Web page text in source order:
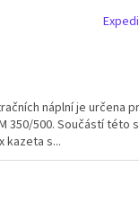
náplní je určena
350/500. Součástí
kazeta s...